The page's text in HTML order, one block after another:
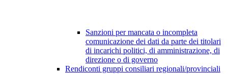
Sanzioni per mancata o incompleta
comunicazione dei dati da parte dei titolari
di incarichi politici, di amministrazione, di
direzione o di governo
Rendiconti gruppi consiliari regionali/provinciali